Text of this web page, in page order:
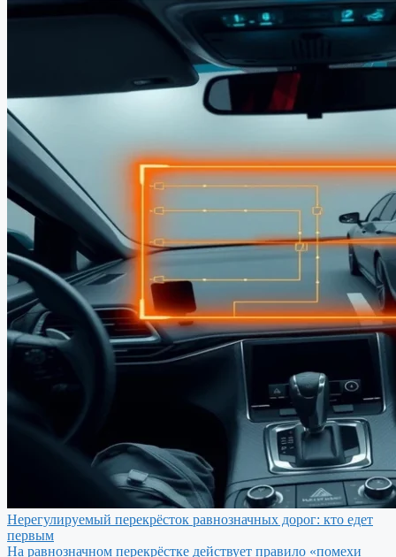
Нерегулируемый перекрёсток равнозначных дорог: кто едет
первым
На равнозначном перекрёстке действует правило «помехи